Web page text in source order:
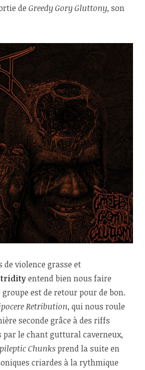
deGreedy Gory Gluttony, son
de violence grasse et
entend bien nous faire
est de retour pour de bon.
Retribution, qui nous roule
seconde grâce à des riffs
par le chant guttural caverneux,
Chunksprend la suite en
criardes à la rythmique